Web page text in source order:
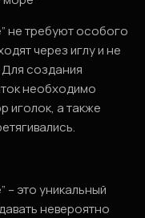
не требуют особого
через иглу и не
создания
необходимо
иголок, а также
– это уникальный
невероятно